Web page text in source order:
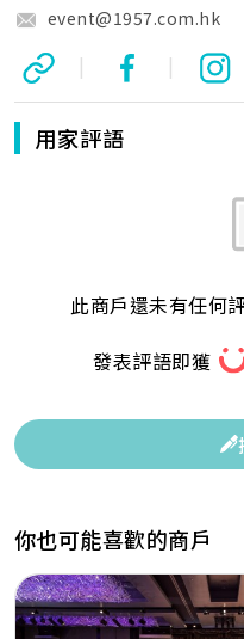
event@1957.com.hk
| |
用家評語
此商戶還未有任何
發表評語即獲
你也可能喜歡的商戶